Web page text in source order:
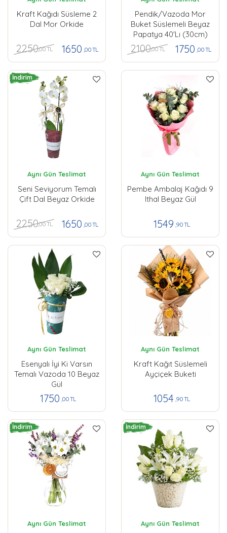
Kraft Kağıdı Süsleme 2
Dal Mor Orkide
2250,00 TL 1650 ,00 TL
Pendik/Vazoda Mor
Buket Süslemeli Beyaz
Papatya 40'lı (30cm)
2100,00 TL 1750 ,00 TL
İndirim
Aynı Gün Teslimat
Seni Seviyorum Temalı
Çift Dal Beyaz Orkide
2250,00 TL 1650 ,00 TL
Aynı Gün Teslimat
Pembe Ambalaj Kağıdı 9
Ithal Beyaz Gül
1549 ,90 TL
Aynı Gün Teslimat
Esenyalı İyi Ki Varsın
Temalı Vazoda 10 Beyaz
Gül
1750 ,00 TL
Aynı Gün Teslimat
Kraft Kağıt Süslemeli
Ayçiçek Buketi
1054 ,90 TL
İndirim
Aynı Gün Teslimat
İndirim
Aynı Gün Teslimat